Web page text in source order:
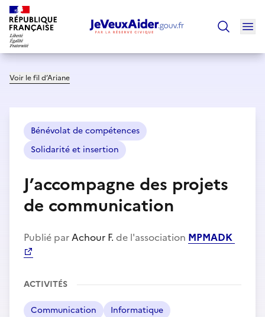
Voir le fil d’Ariane
Bénévolat de compétences
Solidarité et insertion
J’accompagne des projets
de communication
Publié parAchour F. de l'association MPMADK
ACTIVITÉS
Communication Informatique